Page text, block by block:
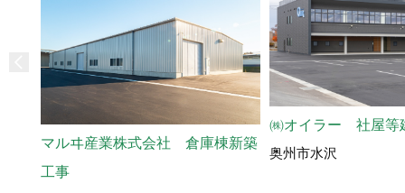
マルヰ産業株式会社 倉庫棟新築
工事
㈱オイラー 社屋等
奥州市水沢